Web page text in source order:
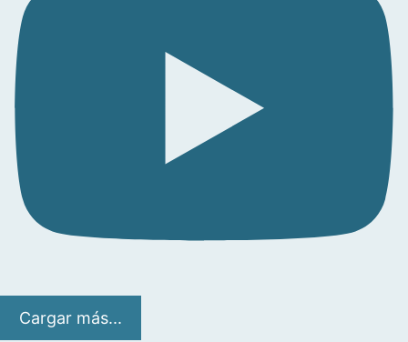
Cargar más...